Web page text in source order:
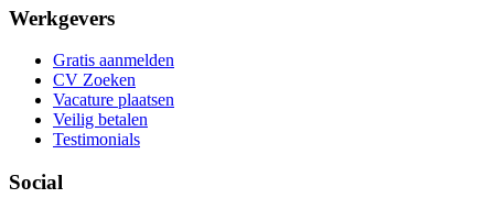
Werkgevers
Gratis aanmelden
CV Zoeken
Vacature plaatsen
Veilig betalen
Testimonials
Social